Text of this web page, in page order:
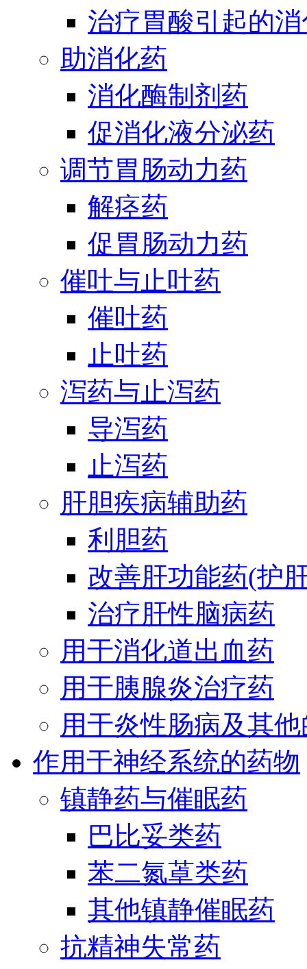
治疗胃酸引起的
助消化药
消化酶制剂药
促消化液分泌药
调节胃肠动力药
解痉药
促胃肠动力药
催吐与止吐药
催吐药
止吐药
泻药与止泻药
导泻药
止泻药
肝胆疾病辅助药
利胆药
改善肝功能药(护
治疗肝性脑病药
用于消化道出血药
用于胰腺炎治疗药
用于炎性肠病及其
作用于神经系统的药物
镇静药与催眠药
巴比妥类药
苯二氮䓬类药
其他镇静催眠药
抗精神失常药